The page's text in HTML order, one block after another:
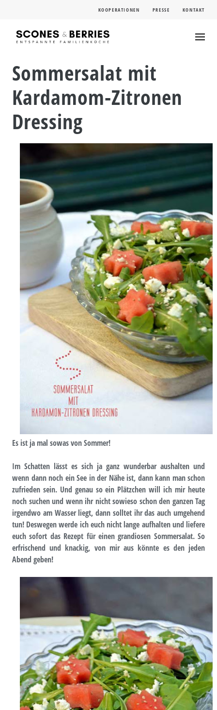
content
KOOPERATIONEN PRESSE KONTAKT
Sommersalat mit
Kardamom-Zitronen
Dressing
Es ist ja mal sowas von Sommer!
Im Schatten lässt es sich ja ganz wunderbar aushalten und
wenn dann noch ein See in der Nähe ist, dann kann man schon
zufrieden sein. Und genau so ein Plätzchen will ich mir heute
noch suchen und wenn ihr nicht sowieso schon den ganzen Tag
irgendwo am Wasser liegt, dann solltet ihr das auch umgehend
tun! Deswegen werde ich euch nicht lange aufhalten und liefere
euch sofort das Rezept für einen grandiosen Sommersalat. So
erfrischend und knackig, von mir aus könnte es den jeden
Abend geben!